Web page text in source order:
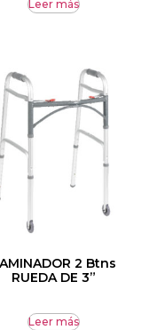
Leer más
2 Btns
RUEDA DE 3”
Leer más